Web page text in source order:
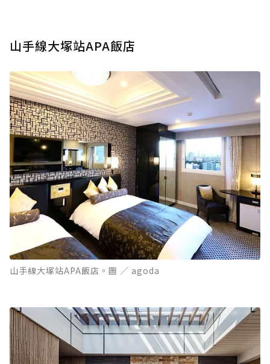
山手線大塚站APA飯店
山手線大塚站APA飯店。圖 ／ agoda